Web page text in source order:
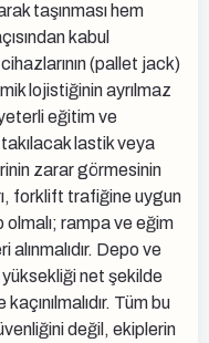
taşınması hem
kabul
(pallet jack)
lojistiğinin ayrılmaz
eğitim ve
lastik veya
zarar görmesinin
forklift trafiğine uygun
olmalı; rampa ve eğim
Depo ve
yüksekliği net şekilde
Tüm bu
değil, ekiplerin